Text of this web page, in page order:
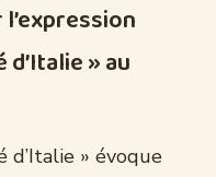
» au
d’Italie » évoque